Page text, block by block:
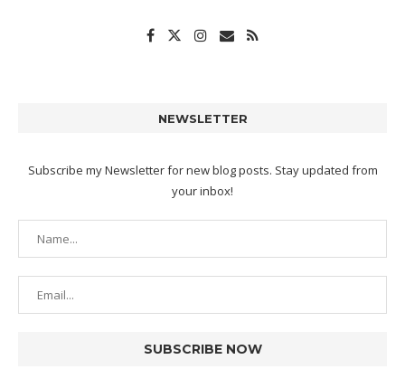
NEWSLETTER
Subscribe my Newsletter for new blog posts. Stay updated from
your inbox!